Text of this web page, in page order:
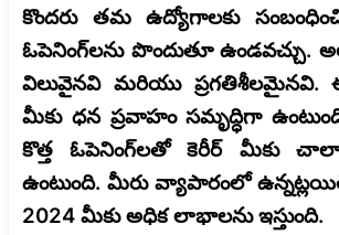
కొందరు తమ ఉద్యోగాలకు
ఓపెనింగ్‌లను పొందుతూ ఉండవచ్చు.
విలువైనవి మరియు ప్రగతిశీలమైనవి.
మీకు ధన ప్రవాహం సమృద్ధిగా
కొత్త ఓపెనింగ్‌లతో కెరీర్ మీకు చాలా
ఉంటుంది. మీరు వ్యాపారంలో
2024 మీకు అధిక లాభాలను ఇస్తుంది.